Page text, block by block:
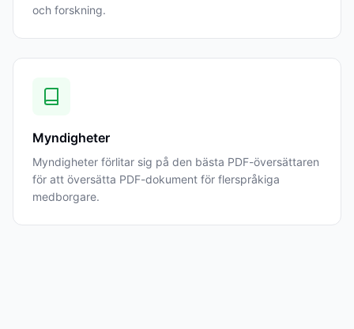
och forskning.
Myndigheter
Myndigheter förlitar sig på den bästa PDF-översättaren
för att översätta PDF-dokument för flerspråkiga
medborgare.